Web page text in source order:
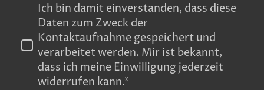
Ich bin damit einverstanden, dass diese
Daten zum Zweck der
Kontaktaufnahme gespeichert und
verarbeitet werden. Mir ist bekannt,
dass ich meine Einwilligung jederzeit
widerrufen kann.*